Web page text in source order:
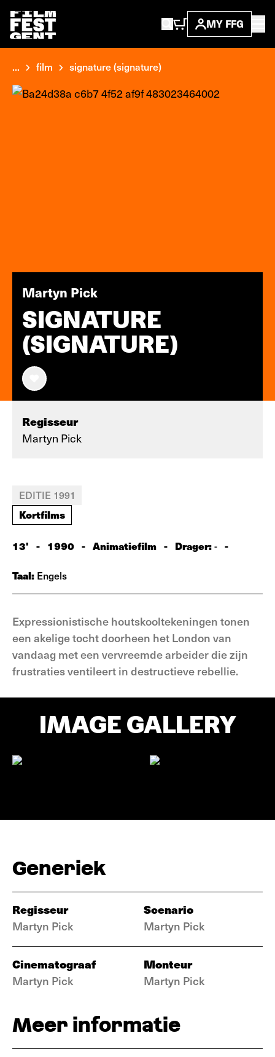
MY FFG
... film signature (signature)
Martyn Pick
SIGNATURE
(SIGNATURE)
Regisseur
Martyn Pick
EDITIE 1991
Kortfilms
13' - 1990 - Animatiefilm - Drager:- -
Taal: Engels
Expressionistische houtskooltekeningen tonen
een akelige tocht doorheen het London van
vandaag met een vervreemde arbeider die zijn
frustraties ventileert in destructieve rebellie.
IMAGE GALLERY
Generiek
Regisseur
Martyn Pick
Scenario
Martyn Pick
Cinematograaf
Martyn Pick
Monteur
Martyn Pick
Meer informatie